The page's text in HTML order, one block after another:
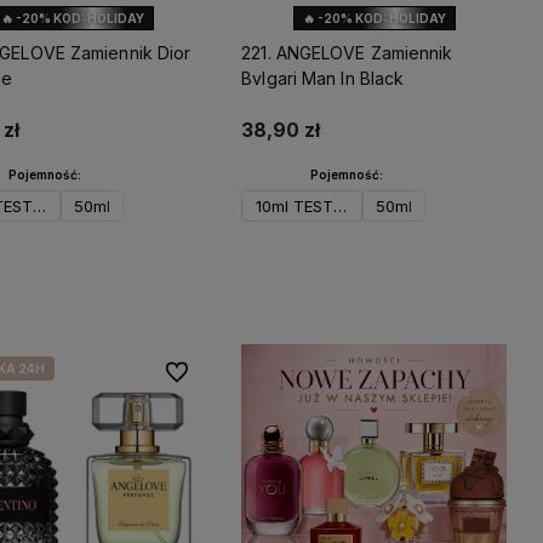
izapachowe
– dzięki wysokiemu
stężeniu perfumy utrzymują się na
skórze przez wiele godzin.
🔥 -20% KOD: HOLIDAY
Zamiennik Dior
Pojemność:
50ml
🔥 -20% KOD: HOLIDAY
221. ANGELOVE Zamiennik
Bvlgari Man In Black
38,90 zł
Pojemność:
10ml TESTER 50ml
24H Do ulubionych